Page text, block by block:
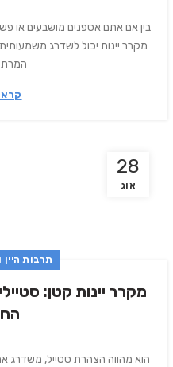
בין אם אתם אספנים מושבעים או
מקרר יינות יכול לשדרג
קרא
28
אוג
תרבות היין
מקרר יינות קטן:
הוא מהווה הצהרת סטייל, משדרג